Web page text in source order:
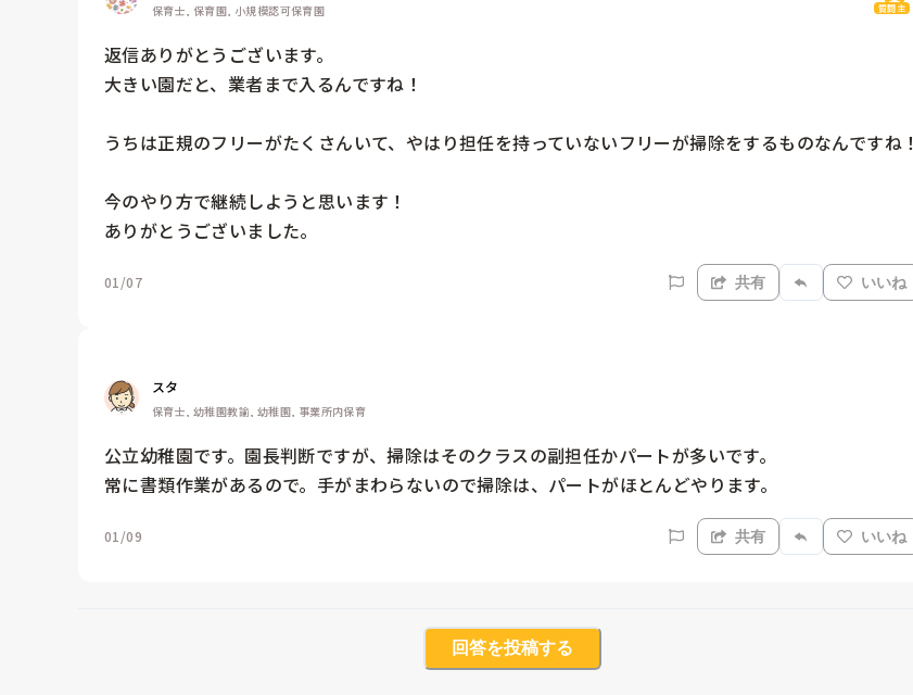
保育士, 保育園, 小規模認可保育園 質問主
返信ありがとうございます。
大きい園だと、業者まで入るんですね！
うちは正規のフリーがたくさんいて、やはり担任を持っていないフリーが掃除をするものなんですね！
今のやり方で継続しようと思います！
ありがとうございました。
01/07 共有 いいね
スタ
保育士, 幼稚園教諭, 幼稚園, 事業所内保育
公立幼稚園です。園長判断ですが、掃除はそのクラスの副担任かパートが多いです。
常に書類作業があるので。手がまわらないので掃除は、パートがほとんどやります。
01/09 共有 いいね
回答を投稿する